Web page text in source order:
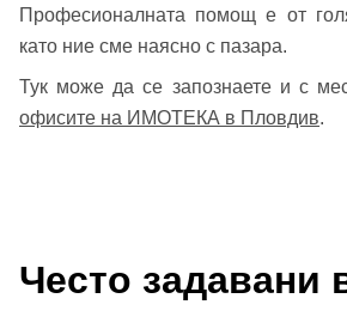
Професионалната помощ е от
като ние сме наясно с пазара.
Тук може да се запознаете и с
офисите на ИМОТЕКА в Пловдив.
Често задавани